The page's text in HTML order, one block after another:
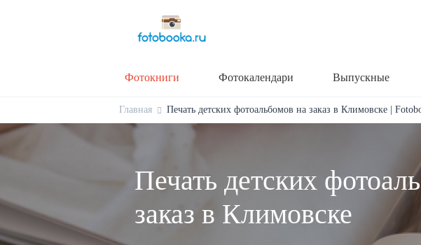
Фотокниги Фотокалендари Выпускные
Главная Печать детских фотоальбомов на заказ в Климовске |
Печать детских
заказ в Климовске